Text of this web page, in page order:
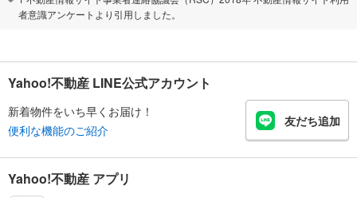
者意識アンケートより引用しました。
Yahoo!不動産 LINE公式アカウント
新着物件をいち早くお届け！
便利な機能のご紹介
友だち追加
Yahoo!不動産 アプリ